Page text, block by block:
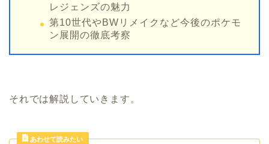
レジェンズの魅力
第10世代やBWリメイクなど今後のポケモ
ン展開の徹底考察
それでは解説していきます。